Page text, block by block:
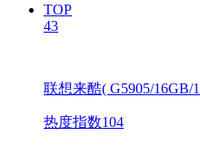
TOP
43
联想来酷( G5905/16GB/
热度指数104